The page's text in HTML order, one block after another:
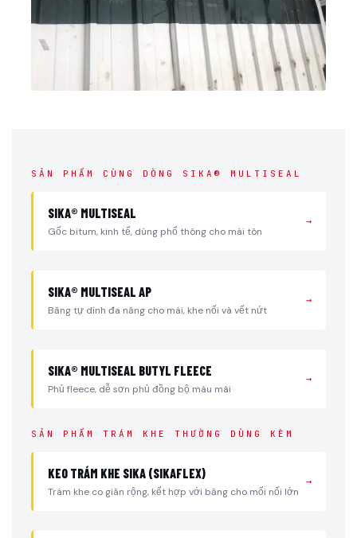
SẢN PHẨM CÙNG DÒNG SIKA® MULTISEAL
SIKA® MULTISEAL
Gốc bitum, kinh tế, dùng phổ thông cho mái tôn
→
SIKA® MULTISEAL AP
Băng tự dính đa năng cho mái, khe nối và vết nứt
→
SIKA® MULTISEAL BUTYL FLEECE
Phủ fleece, dễ sơn phủ đồng bộ màu mái
→
SẢN PHẨM TRÁM KHE THƯỜNG DÙNG KÈM
KEO TRÁM KHE SIKA (SIKAFLEX)
Trám khe co giãn rộng, kết hợp với băng cho mối nối lớn
→